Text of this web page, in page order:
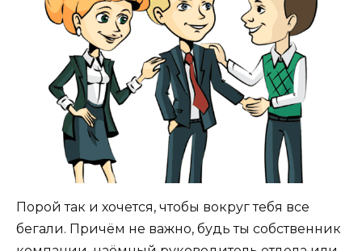
Порой так и хочется, чтобы вокруг тебя все
бегали. Причём не важно, будь ты собственник